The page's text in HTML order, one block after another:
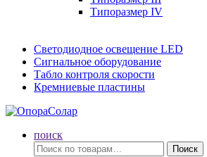
Типоразмер IV
Светодиодное освещение LED
Сигнальное оборудование
Табло контроля скорости
Кремниевые пластины
поиск
Искать:
Поиск